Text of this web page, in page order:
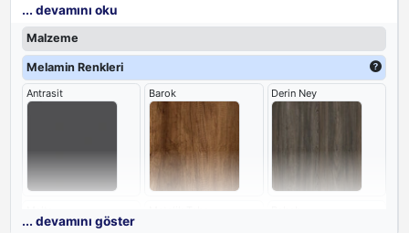
tasarım, mekana daha geniş ve aydınlık bir hava katarken, ağır bir
görünümden uzak durur. Minimalist çizgileri ve fonksiyonelliği bir
araya getiren Chora
mekanla uyum sağlayarak, ilham verici ve düzenli bir çalışma
ortamı yaratır.
... devamını oku
Malzeme
Melamin Renkleri
Antrasit Barok Derin Ney
... devamını göster